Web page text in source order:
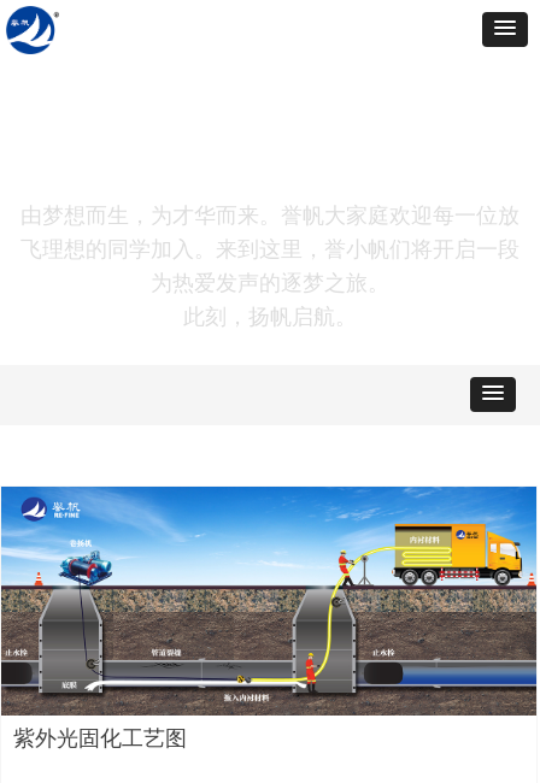
由梦想而生，为才华而来。誉帆大家庭欢迎每一位放
飞理想的同学加入。来到这里，誉小帆们将开启一段
为热爱发声的逐梦之旅。
此刻，扬帆启航。
紫外光固化工艺图